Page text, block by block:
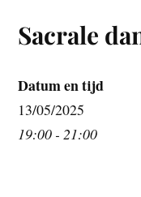
Sacrale
Datum en tijd
13/05/2025
19:00 - 21:00